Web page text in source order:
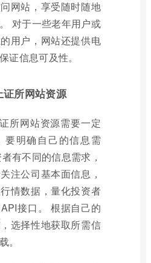
网站，享受随时随地
对于一些老年用户或
用户，网站还提供电
证信息可及性。
所网站资源
所网站资源需要一定
要明确自己的信息需
有不同的信息需求，
注公司基本面信息，
情数据，量化投资者
接口。 根据自己的
选择性地获取所需信
。